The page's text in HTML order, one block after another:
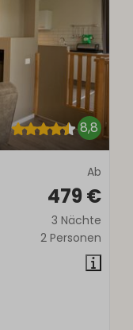
8,8
Ab
479 €
3 Nächte
2 Personen